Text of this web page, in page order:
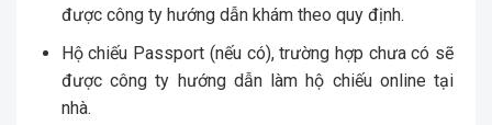
được công ty hướng dẫn khám theo quy định.
Hộ chiếu Passport (nếu có), trường hợp chưa có sẽ
được công ty hướng dẫn làm hộ chiếu online tại
nhà.